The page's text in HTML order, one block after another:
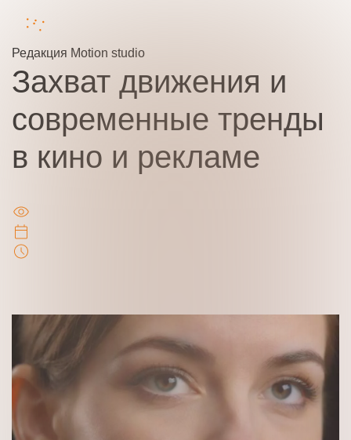
Редакция Motion studio
Захват движения и
современные тренды
в кино и рекламе
Ваше имя
Ваш номер телефона
Нажимая кнопку “Оставить заявку” Вы даете
Нажимая кнопку “Оставить заявку” Вы даете
согласие на обработкуперсональных данных
Получить консультацию